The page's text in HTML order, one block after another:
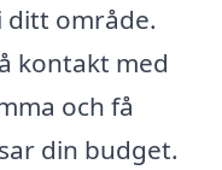
ditt område.
kontakt med
och få
din budget.